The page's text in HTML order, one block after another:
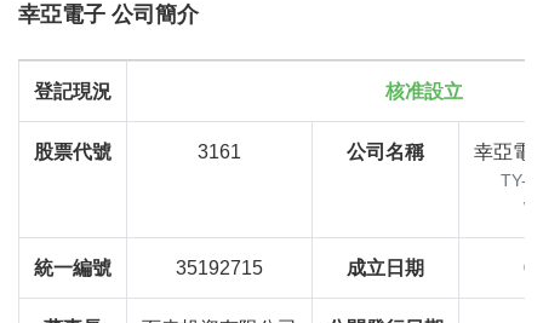
幸亞電子 公司簡介
登記現況 核准設立
股票代號 3161 公司名稱 幸亞電
TY-
統一編號 35192715 成立日期